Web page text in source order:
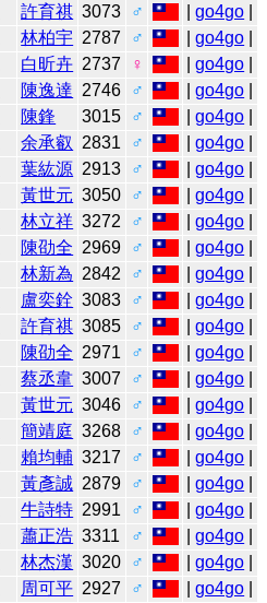
許育祺 3073 ♂ |go4go
林柏宇 2787 ♂ |go4go
白昕卉 2737 ♀ |go4go
陳逸達 2746 ♂ |go4go
陳鋒 3015 ♂ |go4go
余承叡 2831 ♂ |go4go
葉紘源 2913 ♂ |go4go
黃世元 3050 ♂ |go4go
林立祥 3272 ♂ |go4go
陳劭全 2969 ♂ |go4go
林新為 2842 ♂ |go4go
盧奕銓 3083 ♂ |go4go
許育祺 3085 ♂ |go4go
陳劭全 2971 ♂ |go4go
蔡丞韋 3007 ♂ |go4go
黃世元 3046 ♂ |go4go
簡靖庭 3268 ♂ |go4go
賴均輔 3217 ♂ |go4go
黃彥誠 2879 ♂ |go4go
牛詩特 2991 ♂ |go4go
蕭正浩 3311 ♂ |go4go
林杰漢 3020 ♂ |go4go
周可平 2927 ♂ |go4go